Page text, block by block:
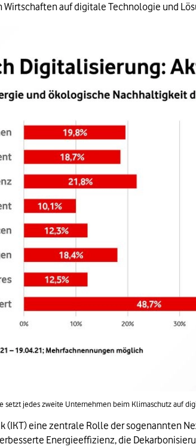
auf digitale Technologie und
setzt jedes zweite Unternehmen beim Klimaschutz auf
eine zentrale Rolle der sogenannten
Energieeffizienz, die